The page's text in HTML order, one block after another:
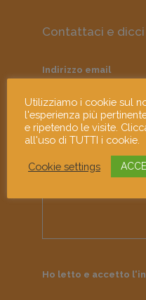
Contattaci e dicci
Indirizzo email
Messaggio
Ho letto e accetto
Utilizziamo i cookie sul
l'esperienza più
e ripetendo le visite.
all'uso di TUTTI i cookie.
Cookie settings